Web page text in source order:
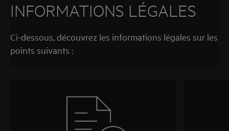
INFORMATIONS LÉGALES
Ci-dessous, découvrez les informations légales sur les
points suivants :